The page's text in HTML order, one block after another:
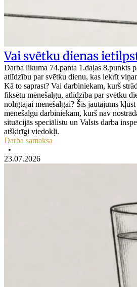
Vai svētku dienas
Darba likuma 74.panta 1.daļas 8.punkts
atlīdzību par svētku dienu, kas iekrīt
Kā to saprast? Vai darbiniekam, kurš
fiksētu mēnešalgu, atlīdzība par svētku
nolīgtajai mēnešalgai? Šis jautājums
mēnešalgu darbiniekam, kurš nav
situācijās speciālistu un Valsts darba
atšķirīgi viedokļi.
Darba samaksa
•
23.07.2026